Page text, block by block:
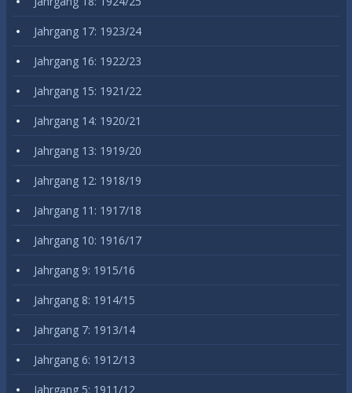
Jahrgang 17: 1923/24
Jahrgang 16: 1922/23
Jahrgang 15: 1921/22
Jahrgang 14: 1920/21
Jahrgang 13: 1919/20
Jahrgang 12: 1918/19
Jahrgang 11: 1917/18
Jahrgang 10: 1916/17
Jahrgang 9: 1915/16
Jahrgang 8: 1914/15
Jahrgang 7: 1913/14
Jahrgang 6: 1912/13
Jahrgang 5: 1911/12